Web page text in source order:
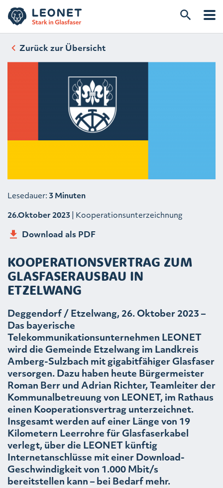
Zurück zur Übersicht
Lesedauer: 3 Minuten
26.Oktober 2023| Kooperationsunterzeichnung
Download als PDF
KOOPERATIONSVERTRAG ZUM
GLASFASERAUSBAU IN
ETZELWANG
Deggendorf / Etzelwang, 26. Oktober 2023 –
Das bayerische
Telekommunikationsunternehmen LEONET
wird die Gemeinde Etzelwang im Landkreis
Amberg-Sulzbach mit gigabitfähiger Glasfaser
versorgen. Dazu haben heute Bürgermeister
Roman Berr und Adrian Richter, Teamleiter der
Kommunalbetreuung von LEONET, im Rathaus
einen Kooperationsvertrag unterzeichnet.
Insgesamt werden auf einer Länge von 19
Kilometern Leerrohre für Glasfaserkabel
verlegt, über die LEONET künftig
Internetanschlüsse mit einer Download-
Geschwindigkeit von 1.000 Mbit/s
bereitstellen kann – bei Bedarf mehr.